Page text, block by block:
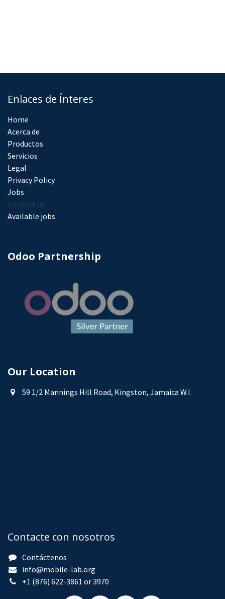
Enlaces de Ínteres
Home
Acerca de
Productos
Servicios
Legal
Privacy Policy
Jobs​
Contact us
Available jobs
Odoo Partnership
Our Location
59 1/2 Mannings Hill Road, Kingston, Jamaica W.I.
Contacte con nosotros
Contáctenos
info@mobile-lab.org
+1 (876) 622-3861 or 3970